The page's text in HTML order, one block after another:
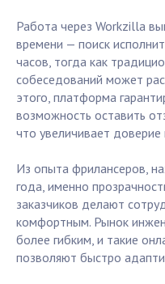
Работа через Workzilla
времени — поиск
часов, тогда как
собеседований может
этого, платформа
возможность оставить
что увеличивает доверие
Из опыта фрилансеров,
года, именно
заказчиков делают
комфортным. Рынок
более гибким, и такие
позволяют быстро